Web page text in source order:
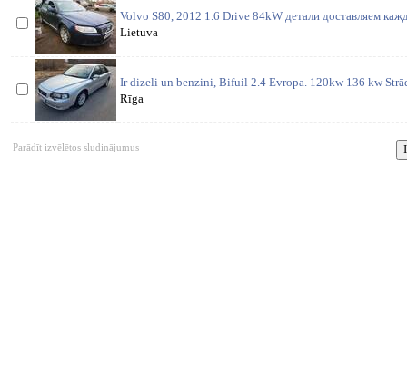
Volvo S80, 2012 1.6 Drive 84kW детали доставляем
Lietuva
Ir dizeli un benzini, Bifuil 2.4 Evropa. 120kw 136 kw
Rīga
Parādīt izvēlētos sludinājumus